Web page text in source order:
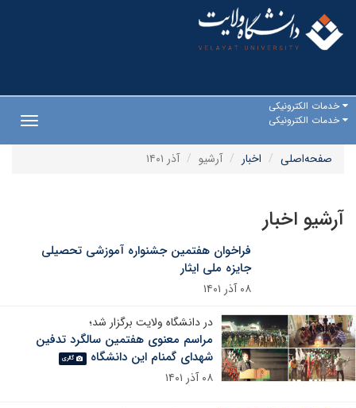
خدمات الکترونیکی
خدمات الکترونیکی
صفحه‌اصلی
اخبار آرشیو آذر ۱۴۰۱
آرشیو اخبار
فراخوان هفتمین جشنواره آموزشی تحصیلی
جایزه ملی ایثار
۰۸ آذر ۱۴۰۱
در دانشگاه ولایت برگزار شد؛
مراسم معنوی هفتمین سالگرد تدفین
شهدای گمنام این دانشگاه
گالری
۰۸ آذر ۱۴۰۱